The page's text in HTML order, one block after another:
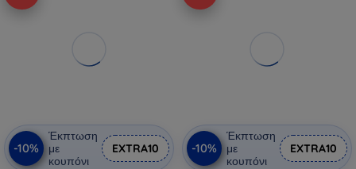
-10%
Έκπτωση
με
κουπόνι
EXTRA10 -10%
Έκπτωση
με
κουπόνι
EXTRA10